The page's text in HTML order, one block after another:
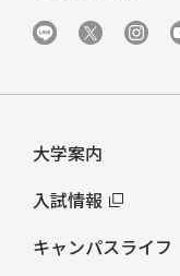
大学案内
入試情報
キャンパスライフ